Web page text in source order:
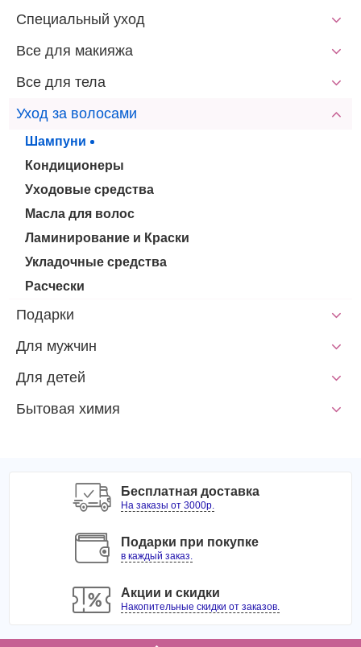
Специальный уход
Все для макияжа
Все для тела
Уход за волосами
Шампуни
Кондиционеры
Уходовые средства
Масла для волос
Ламинирование и Краски
Укладочные средства
Расчески
Подарки
Для мужчин
Для детей
Бытовая химия
Бесплатная доставка
На заказы от 3000р.
Подарки при покупке
в каждый заказ.
Акции и скидки
Накопительные скидки от заказов.